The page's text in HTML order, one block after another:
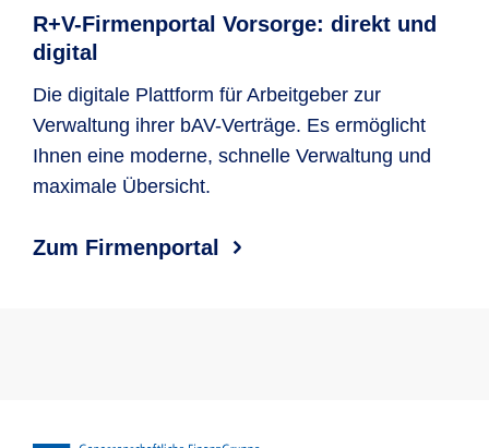
R+V-Firmenportal Vorsorge: direkt und
digital
Die digitale Plattform für Arbeitgeber zur
Verwaltung ihrer bAV-Verträge. Es ermöglicht
Ihnen eine moderne, schnelle Verwaltung und
maximale Übersicht.
Zum Firmenportal